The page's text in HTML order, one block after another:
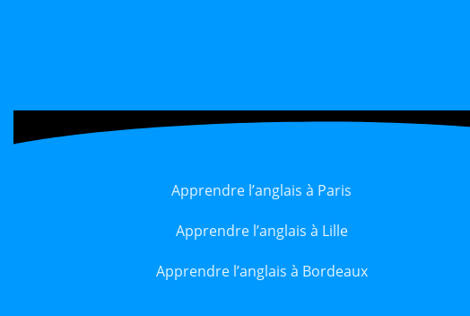
Apprendre l’anglais à Paris
Apprendre l’anglais à Lille
Apprendre l’anglais à Bordeaux